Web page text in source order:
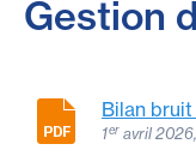
Gestion
Bilan
1eravril